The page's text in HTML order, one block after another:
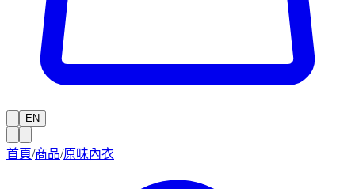
EN
首頁/商品/原味內衣